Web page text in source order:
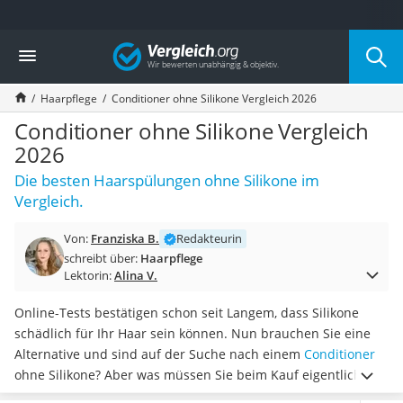
Die beliebtesten Vergleiche nach Kategorie
Drogerie
Inhalator
Haarschneider
Rollator
Braun Rasierer
Katzenklappe (Chip)
Rasierer
Masturbator
Epilierer
Reisehaartrockner
Magnesiumpräparat
Katzenklappe
Nackenmassagegerät
Zeckenschutz Katze
leichter Haartrockner
Vergleich
Haarpflege Conditioner ohne Silikone Vergleich 2026
Conditioner ohne Silikone Vergleich
2026
Die besten Haarspülungen ohne Silikone im
Vergleich.
Von: Franziska B.
Redakteurin
schreibt über: Haarpflege
Lektorin:Alina V.
Online-Tests bestätigen schon seit Langem, dass Silikone
schädlich für Ihr Haar sein können. Nun brauchen Sie eine
Alternative und sind auf der Suche nach einem Conditioner
ohne Silikone? Aber was müssen Sie beim Kauf eigentlich
beachten undwarum sind Silikone überhaupt schädlichfür